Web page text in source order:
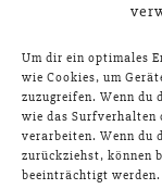
Um dir ein optimales
wie Cookies, um
zuzugreifen. Wenn du
wie das Surfverhalten
verarbeiten. Wenn du
zurückziehst, können
beeinträchtigt werden.
COPYRIGHT © 2026